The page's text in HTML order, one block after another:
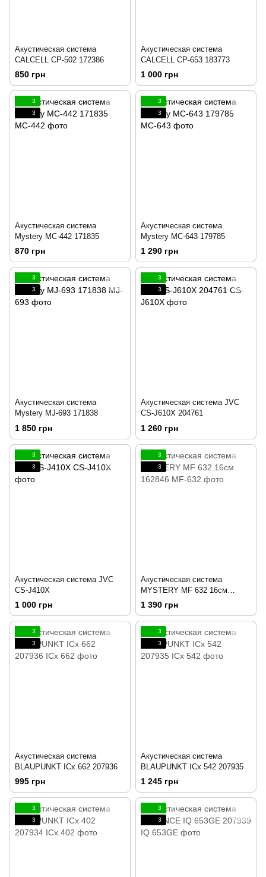
Акустическая система
CALCELL CP-502 172386
850 грн
Акустическая система
CALCELL CP-653 183773
1 000 грн
3
3
Акустическая система
Mystery MC-442 171835
870 грн
3
3
Акустическая система
Mystery MC-643 179785
1 290 грн
3
3
Акустическая система
Mystery MJ-693 171838
1 850 грн
3
3
Акустическая система JVC
CS-J610X 204761
1 260 грн
3
3
Акустическая система JVC
CS-J410X
1 000 грн
3
3
Акустическая система
MYSTERY MF 632 16см
162846
1 390 грн
3
3
Акустическая система
BLAUPUNKT ICx 662 207936
995 грн
3
3
Акустическая система
BLAUPUNKT ICx 542 207935
1 245 грн
3
3
3
3